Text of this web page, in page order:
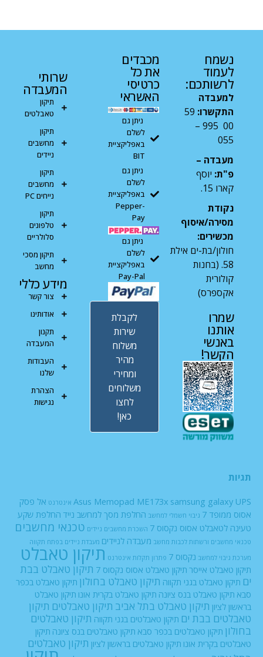
נשמח
לעמוד
לרשותכם:
למעבדה
התקשרו: 59
00 995 –
055
מעבדה –
פ"ת: יוסף
קארו 15.
נקודת
מסירה/איסוף
מכשירים:
חולון/בת-ים אילת
58. (בחנות
קולורית
אקספרס)
שמרו
אותנו
באנשי
הקשר!
מכבדים
את כל
כרטיסי
האשראי
ניתן גם
לשלם
באפליקציית
BIT
ניתן גם
לשלם
באפליקציית
Pepper-
Pay
ניתן גם
לשלם
באפליקציית
Pay-Pal
לקבלת
שירות
משלוח
מהיר
ומחירי
משלוחים
לחצו
כאן!
שרותי
המעבדה
תיקון
טאבלטים
תיקון
מחשבים
ניידים
תיקון
מחשבים
נייחים PC
תיקון
טלפונים
סלולריים
תיקון מסכי
מחשב
מידע כללי
צור קשר
אודותינו
תקנון
המעבדה
העבודות
שלנו
הצהרת
נגישות
תגיות
Asus Memopad ME173x samsung galaxy UPS אינטרנט אל פסק
אסוס ממופד 7
גיבוי חשמלי למחשב החלפת מסך למחשב נייד החלפת שקע
טעינה לטאבלט אסוס נקסוס 7
השכרת מחשבים ניידים טכנאי מחשבים
טכנאי מחשבים ורשתות לכבות מחשב מעבדה לניידים מעבדת ניידים בפתח תקווה
מערכת גיבוי למחשב נקסוס 7 פתרון תקלות אינטרנט תיקון טאבלט
תיקון טאבלט אייסר תיקון טאבלט אסוס נקסוס 7
תיקון טאבלט בבת
ים תיקון טאבלט בגני תקווה תיקון טאבלט בחולון תיקון טאבלט בכפר
סבא תיקון טאבלט בנס ציונה תיקון טאבלט בקרית אונו תיקון טאבלט
בראשון לציון תיקון טאבלט בתל אביב תיקון טאבלטים תיקון
טאבלטים בבת ים תיקון טאבלטים בגני תקווה תיקון טאבלטים
בחולון תיקון טאבלטים בכפר סבא תיקון טאבלטים בנס ציונה תיקון
טאבלטים בקרית אונו תיקון טאבלטים בראשון לציון תיקון טאבלטים